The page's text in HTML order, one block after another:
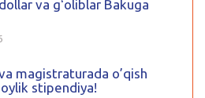
va gʻoliblar Bakuga
magistraturada o’qish
stipendiya!